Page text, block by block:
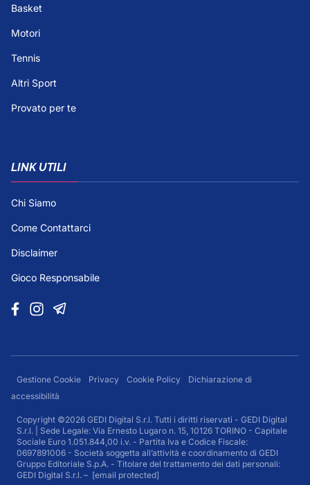
Basket
Motori
Tennis
Altri Sport
Provato per te
LINK UTILI
Chi Siamo
Come Contattarci
Disclaimer
Gioco Responsabile
Gestione Cookie Privacy Cookie Policy
Dichiarazione di
accessibilità
Copyright ©2026 GEDI Digital S.r.l. Tutti i diritti riservati - GEDI Digital
S.r.l. | Sede Legale: Via Ernesto Lugaro n. 15, 10126 TORINO - Capitale
Sociale Euro 1.051.844,00 i.v. - Partita Iva e Codice Fiscale:
0697891006 - Società soggetta all’attività e coordinamento di GEDI
Gruppo Editoriale S.p.A. - Titolare del trattamento dei dati personali:
GEDI Digital S.r.l. – [email protected]